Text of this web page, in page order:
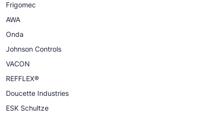
Frigomec
AWA
Onda
Johnson Controls
VACON
REFFLEX®
Doucette Industries
ESK Schultze